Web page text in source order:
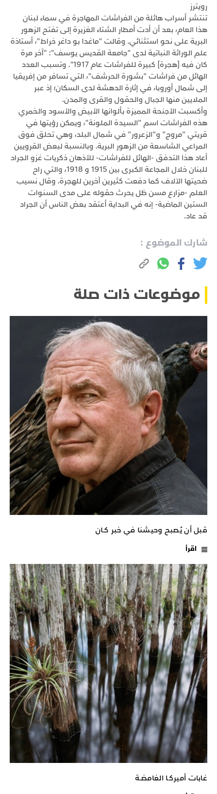
رويترز
تنتشر أسراب هائلة من الفراشات المهاجرة في سماء لبنان
هذا العام، بعد أن أدت أمطار الشتاء الغزيرة إلى تفتح الزهور
البرية على نحو استثنائي. وقالت "ماغدا بو داغر خراط"، أستاذة
علم الوراثة النباتية لدى "جامعة القديس يوسف": "آخر مرة
كان فيه [هجرة] كبيرة للفراشات عام 1917". وتسبب العدد
الهائل من فراشات "بشورة الحرشف"، التي تسافر من إفريقيا
إلى شمال أوروبا، في إثارة الدهشة لدى السكان؛ إذ عبر
الملايين منها الجبال والحقول والقرى والمدن.
وأكسبت الأجنحة المميزة بألوانها الأبيض والأسود والخمري
هذه الفراشات اسم "السيدة الملونة"، ويمكن رؤيتها في
قريتي "مروج" و"الزعرور" في شمال البلد، وهي تحلق فوق
المراعي الشاسعة من الزهور البرية. وبالنسبة لبعض القرويين
أعاد هذا التدفق -الهائل للفراشات- للأذهان ذكريات غزو الجراد
للبنان خلال المجاعة الكبرى بين 1915 و 1918، والتي راح
ضحيتها الآلاف كما دفعت كثيرين آخرين للهجرة. وقال نسيب
العلم -مزارع مسن ظل يحرث حقوله على مدى السنوات
الستين الماضية- إنه في البداية أعتقد بعض الناس أن الجراد
قد عاد.
شارك الموضوع :
موضوعات ذات صلة
قبل أن يُصبح وحيشنا في خبر كـان
اقرأ
غابات أميركـا الغامضـة